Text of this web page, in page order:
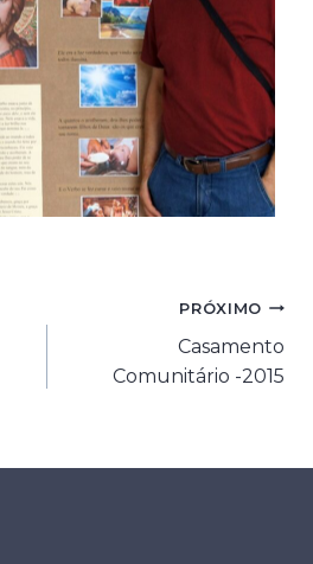
PRÓXIMO
Casamento
Comunitário -2015